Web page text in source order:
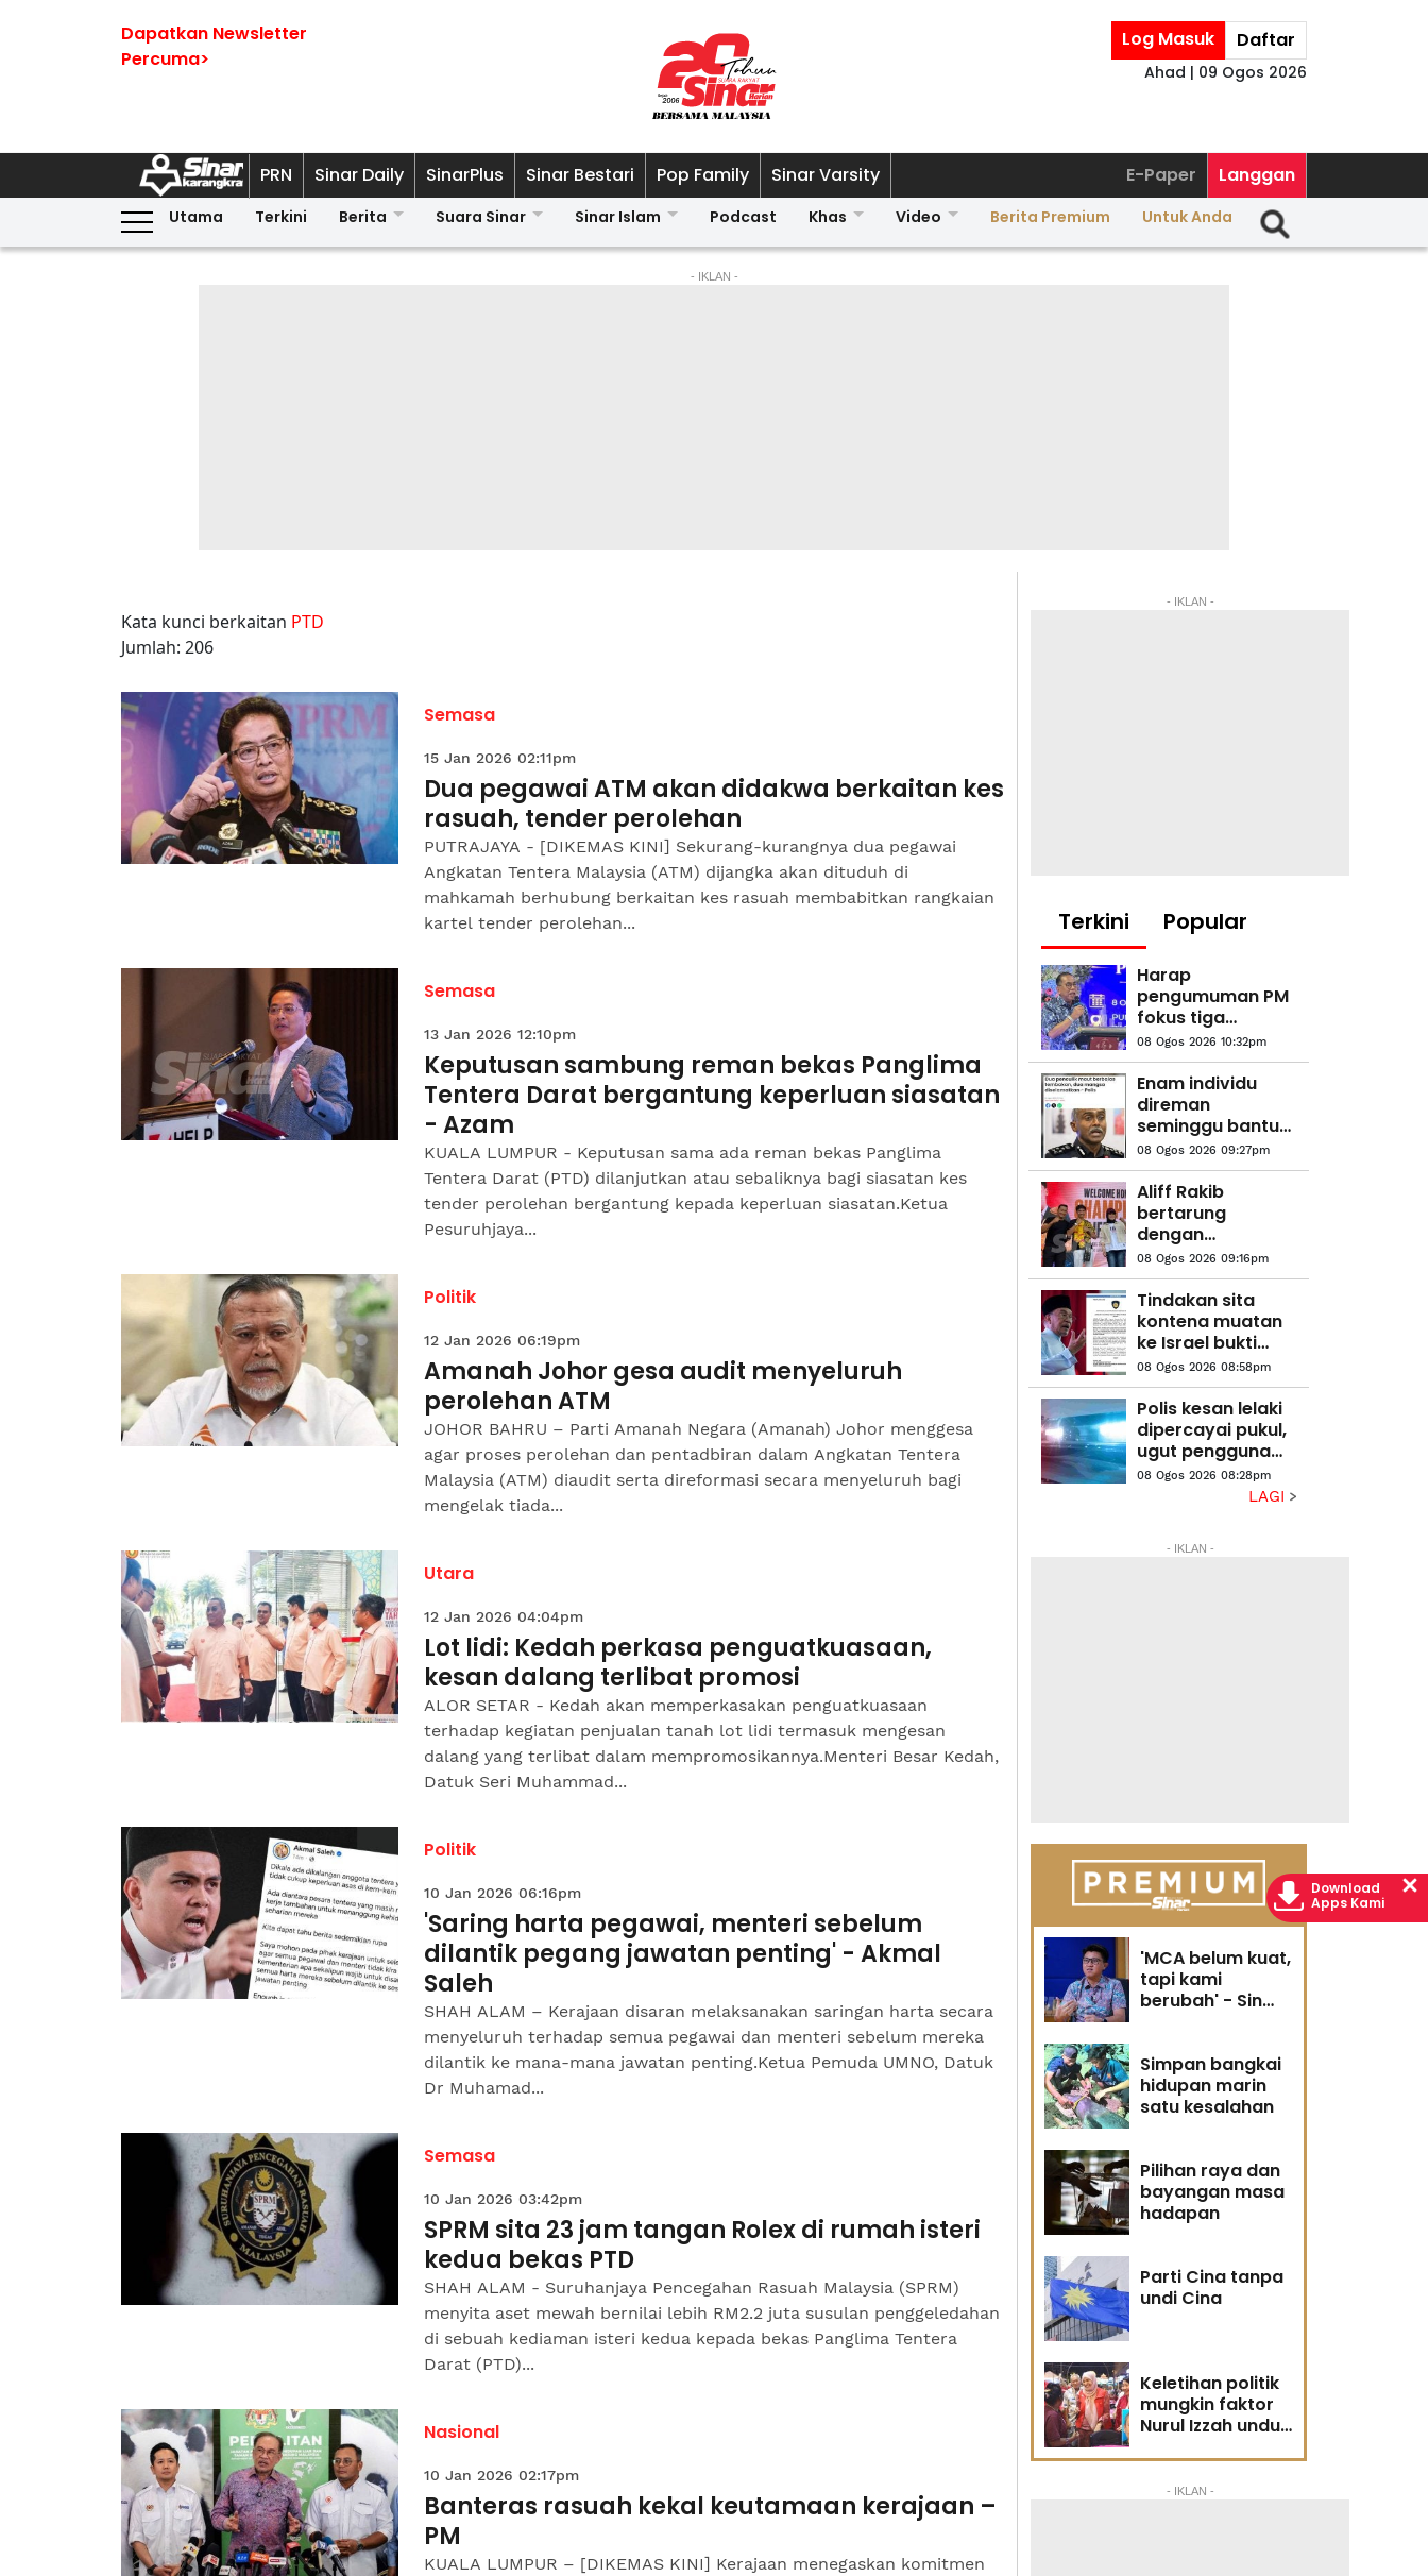
Dapatkan Newsletter
Percuma>
Log Masuk Daftar
Ahad | 09 Ogos 2026
PRN Sinar Daily SinarPlus Sinar Bestari Pop Family Sinar Varsity E-Paper Langgan
Utama Terkini Berita Suara Sinar Sinar Islam Podcast Khas Video Berita Premium Untuk Anda
- IKLAN -
Kata kunci berkaitan PTD
Jumlah: 206
Semasa
15 Jan 2026 02:11pm
Dua pegawai ATM akan didakwa berkaitan kes
rasuah, tender perolehan
PUTRAJAYA - [DIKEMAS KINI] Sekurang-kurangnya dua pegawai
Angkatan Tentera Malaysia (ATM) dijangka akan dituduh di
mahkamah berhubung berkaitan kes rasuah membabitkan rangkaian
kartel tender perolehan...
Semasa
13 Jan 2026 12:10pm
Keputusan sambung reman bekas Panglima
Tentera Darat bergantung keperluan siasatan
- Azam
KUALA LUMPUR - Keputusan sama ada reman bekas Panglima
Tentera Darat (PTD) dilanjutkan atau sebaliknya bagi siasatan kes
tender perolehan bergantung kepada keperluan siasatan.Ketua
Pesuruhjaya...
Politik
12 Jan 2026 06:19pm
Amanah Johor gesa audit menyeluruh
perolehan ATM
JOHOR BAHRU – Parti Amanah Negara (Amanah) Johor menggesa
agar proses perolehan dan pentadbiran dalam Angkatan Tentera
Malaysia (ATM) diaudit serta direformasi secara menyeluruh bagi
mengelak tiada...
Utara
12 Jan 2026 04:04pm
Lot lidi: Kedah perkasa penguatkuasaan,
kesan dalang terlibat promosi
ALOR SETAR - Kedah akan memperkasakan penguatkuasaan
terhadap kegiatan penjualan tanah lot lidi termasuk mengesan
dalang yang terlibat dalam mempromosikannya.Menteri Besar Kedah,
Datuk Seri Muhammad...
Politik
10 Jan 2026 06:16pm
'Saring harta pegawai, menteri sebelum
dilantik pegang jawatan penting' - Akmal
Saleh
SHAH ALAM – Kerajaan disaran melaksanakan saringan harta secara
menyeluruh terhadap semua pegawai dan menteri sebelum mereka
dilantik ke mana-mana jawatan penting.Ketua Pemuda UMNO, Datuk
Dr Muhamad...
Semasa
10 Jan 2026 03:42pm
SPRM sita 23 jam tangan Rolex di rumah isteri
kedua bekas PTD
SHAH ALAM - Suruhanjaya Pencegahan Rasuah Malaysia (SPRM)
menyita aset mewah bernilai lebih RM2.2 juta susulan penggeledahan
di sebuah kediaman isteri kedua kepada bekas Panglima Tentera
Darat (PTD)...
Nasional
10 Jan 2026 02:17pm
Banteras rasuah kekal keutamaan kerajaan –
PM
KUALA LUMPUR – [DIKEMAS KINI] Kerajaan menegaskan komitmen
- IKLAN -
Terkini Popular
Harap
pengumuman PM
fokus tiga
komponen utama
melibatkan
struktur ATM -
Menteri
Pertahanan
08 Ogos 2026 10:32pm
Enam individu
direman
seminggu bantu
siasatan kes culik
08 Ogos 2026 09:27pm
Aliff Rakib
bertarung
dengan
Prajanchai
Oktober ini
08 Ogos 2026 09:16pm
Tindakan sita
kontena muatan
ke Israel bukti
ketegasan
Malaysia - Anwar
08 Ogos 2026 08:58pm
Polis kesan lelaki
dipercayai pukul,
ugut pengguna
jalan raya
08 Ogos 2026 08:28pm
LAGI
- IKLAN -
'MCA belum kuat,
tapi kami
berubah' - Sin
Simpan bangkai
hidupan marin
satu kesalahan
Pilihan raya dan
bayangan masa
hadapan
Parti Cina tanpa
undi Cina
Keletihan politik
mungkin faktor
Nurul Izzah undur
Penganalisis
politik
- IKLAN -
Download
Apps Kami